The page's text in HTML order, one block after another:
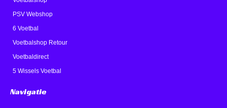
PSV Webshop
6 Voetbal
Voetbalshop Retour
Voetbaldirect
5 Wissels Voetbal
Navigatie